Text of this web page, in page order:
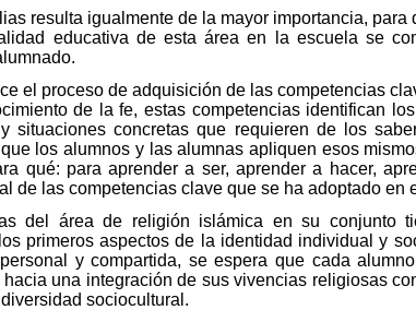
resulta igualmente de la mayor importancia,
educativa de esta área en la escuela se
el proceso de adquisición de las competencias
de la fe, estas competencias identifican
situaciones concretas que requieren de los
los alumnos y las alumnas apliquen esos
qué: para aprender a ser, aprender a hacer,
de las competencias clave que se ha adoptado en
del área de religión islámica en su conjunto
primeros aspectos de la identidad individual y
y compartida, se espera que cada
una integración de sus vivencias religiosas
sociocultural.